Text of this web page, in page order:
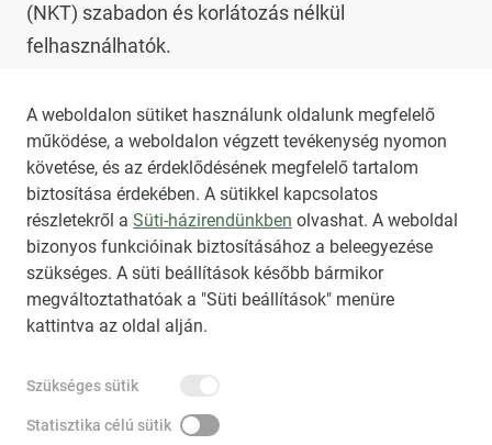
A weboldalon sütiket használunk oldalunk megfelelő
működése, a weboldalon végzett tevékenység nyomon
követése, és az érdeklődésének megfelelő tartalom
biztosítása érdekében. A sütikkel kapcsolatos
részletekről a Süti-házirendünkben olvashat. A weboldal
bizonyos funkcióinak biztosításához a beleegyezése
szükséges. A süti beállítások később bármikor
megváltoztathatóak a "Süti beállítások" menüre
kattintva az oldal alján.
Szükséges sütik
Statisztika célú sütik
(NKT) szabadon és korlátozás nélkül
felhasználhatók.
Az NKT szolgáltatással kapcsolatban további
információt az nkt@dunamsz.hu elektronikus
levelező címen kaphat.
HIRADO.HU MEDIAKLIKK.HU
M4SPORT.HU NEMZETISPORT.HU
NEMZETI KÖZLEMÉNYTÁR MEGRENDELÉS
AKADÁLYMENTESÍTÉSI NYILATKOZAT